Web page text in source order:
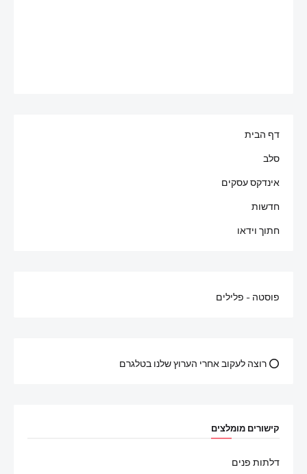
דף הבית
סלב
אינדקס עסקים
חדשות
חתוך וידאו
פוסטה - פלילים
⭕ רוצה לעקוב אחרי הערוץ שלנו בטלגרם
קישורים מומלצים
דלתות פנים